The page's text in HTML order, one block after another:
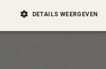
DETAILS WEERGEVEN